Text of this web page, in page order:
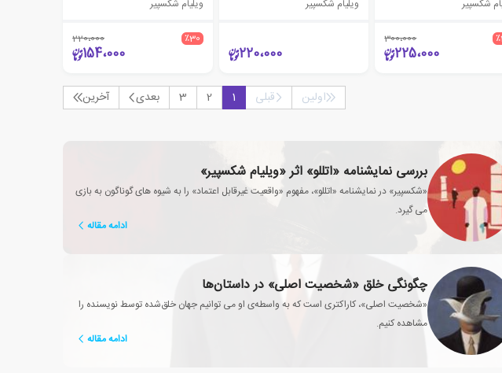
شکسپیر
300،000
225،000
ویلیام شکسپیر
220،000
ویلیام شکسپیر
٪30 220،000
154،000
اولین قبلی 1
2
3 بعدی آخرین
بررسی نمایشنامه «اتللو» اثر «ویلیام شکسپیر»
«شکسپیر» در نمایشنامه «اتللو»، مفهوم «واقعیت غیرقابل اعتماد» را به شیوه های گوناگون به بازی
می گیرد.
ادامه مقاله
چگونگی خلق «شخصیت اصلی» در داستان‌ها
«شخصیت اصلی»، کاراکتری است که به واسطه‌ی او می توانیم جهان خلق‌شده توسط نویسنده را
مشاهده کنیم.
ادامه مقاله